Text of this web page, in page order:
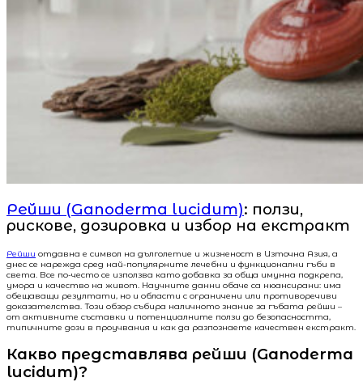
Рейши (Ganoderma lucidum): ползи,
рискове, дозировка и избор на екстракт
Рейши отдавна е символ на дълголетие и жизненост в Източна Азия, а
днес се нарежда сред най-популярните лечебни и функционални гъби в
света. Все по-често се използва като добавка за обща имунна подкрепа,
умора и качество на живот. Научните данни обаче са нюансирани: има
обещаващи резултати, но и области с ограничени или противоречиви
доказателства. Този обзор събира наличното знание за гъбата рейши –
от активните съставки и потенциалните ползи до безопасността,
типичните дози в проучвания и как да разпознаете качествен екстракт.
Какво представлява рейши (Ganoderma
lucidum)?